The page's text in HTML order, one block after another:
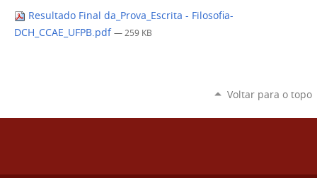
Resultado Final da_Prova_Escrita - Filosofia-
DCH_CCAE_UFPB.pdf — 259 KB
Voltar para o topo